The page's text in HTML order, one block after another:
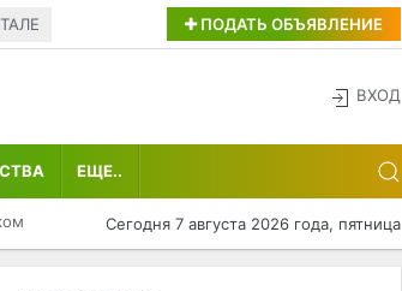
ПОДАТЬ ОБЪЯВЛЕНИЕ
ВХОД
ЕЩЕ..
Сегодня 7 августа 2026 года, пятница